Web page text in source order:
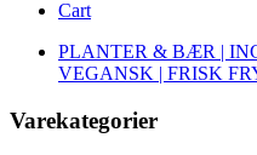
Cart
PLANTER & BÆR |
VEGANSK | FRISK
Varekategorier